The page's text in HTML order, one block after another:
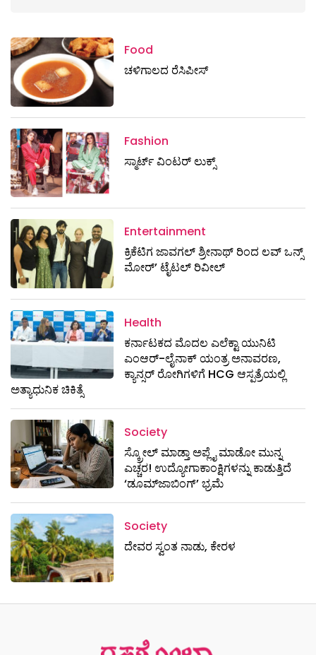
Food
ಚಳಿಗಾಲದ ರೆಸಿಪೀಸ್
Fashion
ಸ್ಮಾರ್ಟ್‌ ವಿಂಟರ್‌ ಲುಕ್ಸ್
Entertainment
ಕ್ರಿಕೆಟಿಗ ಜಾವಗಲ್ ಶ್ರೀನಾಥ್ ರಿಂದ ಲವ್ ಒನ್ಸ್
ಮೋರ್’ ಟೈಟಲ್ ರಿವೀಲ್
Health
ಕರ್ನಾಟಕದ ಮೊದಲ ಎಲೆಕ್ಟಾ ಯುನಿಟಿ
ಎಂಆರ್-ಲೈನಾಕ್ ಯಂತ್ರ ಅನಾವರಣ,
ಕ್ಯಾನ್ಸರ್ ರೋಗಿಗಳಿಗೆ HCG ಆಸ್ಪತ್ರೆಯಲ್ಲಿ
ಅತ್ಯಾಧುನಿಕ ಚಿಕಿತ್ಸೆ
Society
ಸ್ಕ್ರೋಲ್ ಮಾಡ್ತಾ ಅಪ್ಲೈ ಮಾಡೋ ಮುನ್ನ
ಎಚ್ಚರ! ಉದ್ಯೋಗಾಕಾಂಕ್ಷಿಗಳನ್ನು ಕಾಡುತ್ತಿದೆ
‘ಡೂಮ್‌ಜಾಬಿಂಗ್’ ಭ್ರಮೆ
Society
ದೇವರ ಸ್ವಂತ ನಾಡು, ಕೇರಳ